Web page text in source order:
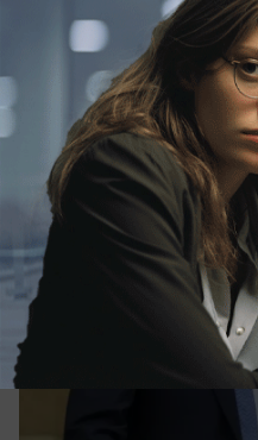
Политика
ЛДПР против ЕГЭ:
становится